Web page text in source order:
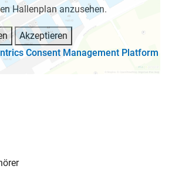
Hallenplan anzusehen.
Akzeptieren
Consent Management Platform